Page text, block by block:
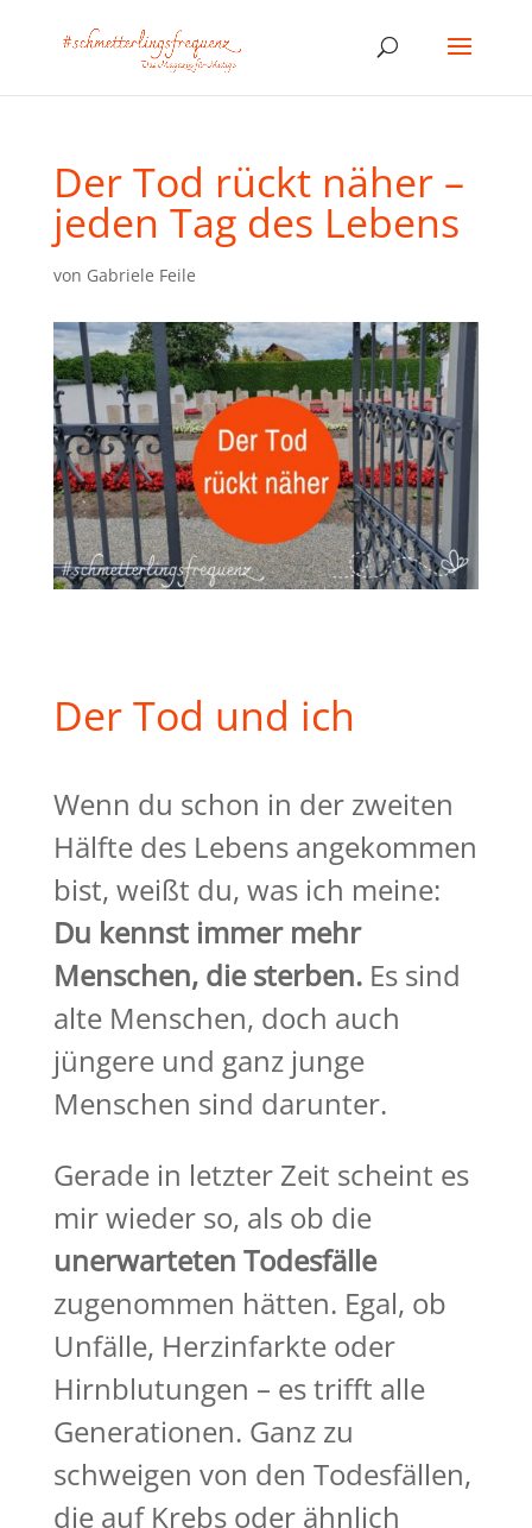
Der Tod rückt näher –
jeden Tag des Lebens
von Gabriele Feile
Der Tod und ich
Wenn du schon in der zweiten
Hälfte des Lebens angekommen
bist, weißt du, was ich meine:
Du kennst immer mehr
Menschen, die sterben.Es sind
alte Menschen, doch auch
jüngere und ganz junge
Menschen sind darunter.
Gerade in letzter Zeit scheint es
mir wieder so, als ob die
unerwarteten Todesfälle
zugenommen hätten. Egal, ob
Unfälle, Herzinfarkte oder
Hirnblutungen – es trifft alle
Generationen. Ganz zu
schweigen von den Todesfällen,
die auf Krebs oder ähnlich